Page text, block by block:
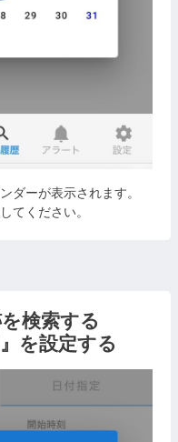
ダーが表示されます。
てください。
検索する
を設定する